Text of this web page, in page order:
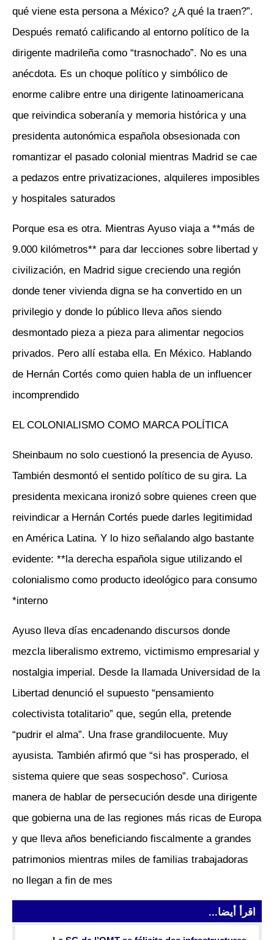
qué viene esta persona a México? ¿A qué la traen?”.
Después remató calificando al entorno político de la
dirigente madrileña como “trasnochado”. No es una
anécdota. Es un choque político y simbólico de
enorme calibre entre una dirigente latinoamericana
que reivindica soberanía y memoria histórica y una
presidenta autonómica española obsesionada con
romantizar el pasado colonial mientras Madrid se cae
a pedazos entre privatizaciones, alquileres imposibles
y hospitales saturados
Porque esa es otra. Mientras Ayuso viaja a **más de
9.000 kilómetros** para dar lecciones sobre libertad y
civilización, en Madrid sigue creciendo una región
donde tener vivienda digna se ha convertido en un
privilegio y donde lo público lleva años siendo
desmontado pieza a pieza para alimentar negocios
privados. Pero allí estaba ella. En México. Hablando
de Hernán Cortés como quien habla de un influencer
incomprendido
EL COLONIALISMO COMO MARCA POLÍTICA
Sheinbaum no solo cuestionó la presencia de Ayuso.
También desmontó el sentido político de su gira. La
presidenta mexicana ironizó sobre quienes creen que
reivindicar a Hernán Cortés puede darles legitimidad
en América Latina. Y lo hizo señalando algo bastante
evidente: **la derecha española sigue utilizando el
colonialismo como producto ideológico para consumo
interno*
Ayuso lleva días encadenando discursos donde
mezcla liberalismo extremo, victimismo empresarial y
nostalgia imperial. Desde la llamada Universidad de la
Libertad denunció el supuesto “pensamiento
colectivista totalitario” que, según ella, pretende
“pudrir el alma”. Una frase grandilocuente. Muy
ayusista. También afirmó que “si has prosperado, el
sistema quiere que seas sospechoso”. Curiosa
manera de hablar de persecución desde una dirigente
que gobierna una de las regiones más ricas de Europa
y que lleva años beneficiando fiscalmente a grandes
patrimonios mientras miles de familias trabajadoras
no llegan a fin de mes
اقرأ أيضا...